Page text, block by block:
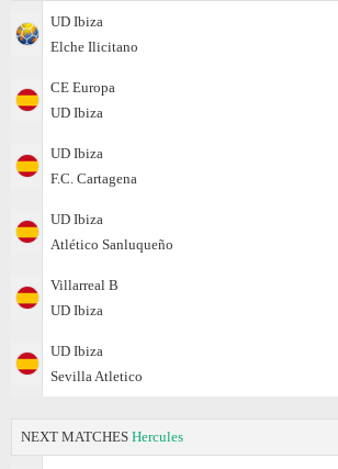
UD Ibiza
Elche Ilicitano
CE Europa
UD Ibiza
UD Ibiza
F.C. Cartagena
UD Ibiza
Atlético Sanluqueño
Villarreal B
UD Ibiza
UD Ibiza
Sevilla Atletico
NEXT MATCHES Hercules